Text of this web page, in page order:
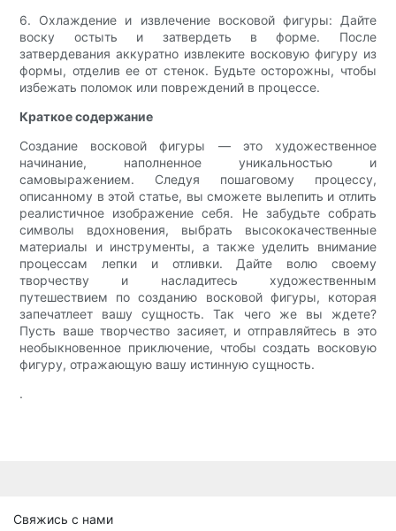
6. Охлаждение и извлечение восковой фигуры: Дайте
воску остыть и затвердеть в форме. После
затвердевания аккуратно извлеките восковую фигуру из
формы, отделив ее от стенок. Будьте осторожны, чтобы
избежать поломок или повреждений в процессе.
Краткое содержание
Создание восковой фигуры — это художественное
начинание, наполненное уникальностью и
самовыражением. Следуя пошаговому процессу,
описанному в этой статье, вы сможете вылепить и отлить
реалистичное изображение себя. Не забудьте собрать
символы вдохновения, выбрать высококачественные
материалы и инструменты, а также уделить внимание
процессам лепки и отливки. Дайте волю своему
творчеству и насладитесь художественным
путешествием по созданию восковой фигуры, которая
запечатлеет вашу сущность. Так чего же вы ждете?
Пусть ваше творчество засияет, и отправляйтесь в это
необыкновенное приключение, чтобы создать восковую
фигуру, отражающую вашу истинную сущность.
.
Свяжись с нами